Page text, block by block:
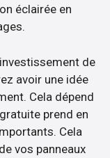
éclairée en
de
avoir une idée
Cela dépend
prend en
Cela
vos panneaux